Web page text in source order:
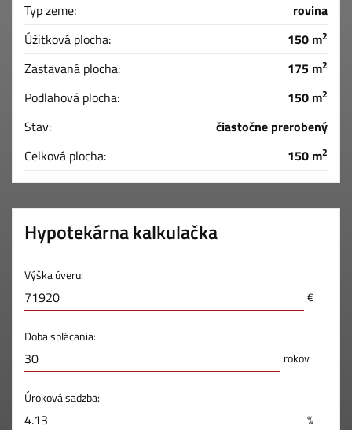
Typ zeme:
rovina
Úžitková plocha:
150 m2
Zastavaná plocha: 175 m2
Podlahová plocha: 150 m2
Stav:
čiastočne prerobený
Celková plocha:
150 m2
Hypotekárna kalkulačka
Výška úveru:
€
Doba splácania:
rokov
Úroková sadzba:
%